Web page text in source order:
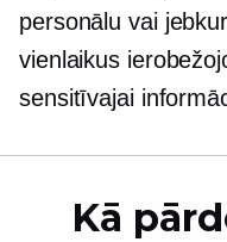
personālu vai
vienlaikus
sensitīvajai
Kā